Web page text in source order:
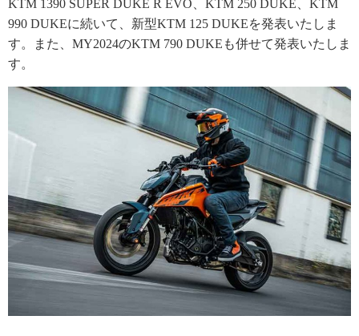
KTM 1390 SUPER DUKE R EVO、KTM 250 DUKE、KTM
990 DUKEに続いて、新型KTM 125 DUKEを発表いたしま
す。また、MY2024のKTM 790 DUKEも併せて発表いたしま
す。